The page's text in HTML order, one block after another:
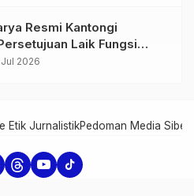
Resmi Kantongi
Laik Fungsi
Musi V Tol
2026
Etik JurnalistikPedoman Media Siber